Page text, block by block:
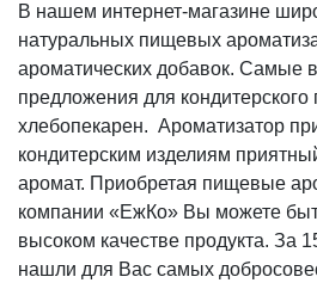
В нашем интернет-магазине
натуральных пищевых
ароматических добавок. Самые
предложения для кондитерского
хлебопекарен. Ароматизатор
кондитерским изделиям
аромат. Приобретая пищевые
компании «ЕжКо» Вы можете
высоком качестве продукта. За
нашли для Вас самых